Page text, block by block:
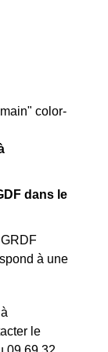
color-
dans le
à une
le